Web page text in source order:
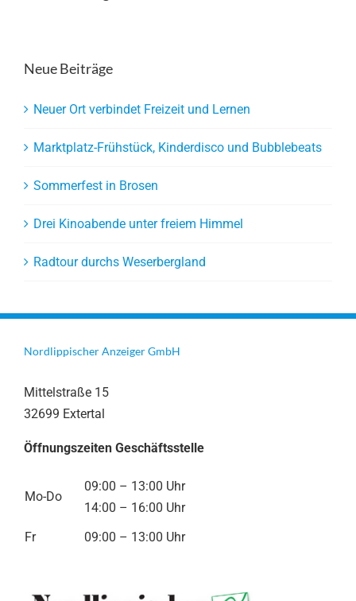
Neue Beiträge
Neuer Ort verbindet Freizeit und Lernen
Marktplatz-Frühstück, Kinderdisco und Bubblebeats
Sommerfest in Brosen
Drei Kinoabende unter freiem Himmel
Radtour durchs Weserbergland
Nordlippischer Anzeiger GmbH
Mittelstraße 15
32699 Extertal
Öffnungszeiten Geschäftsstelle
Mo-Do
09:00 – 13:00 Uhr
14:00 – 16:00 Uhr
Fr
09:00 – 13:00 Uhr